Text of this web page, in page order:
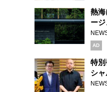
熱
ージ
AD
特
シ
害者